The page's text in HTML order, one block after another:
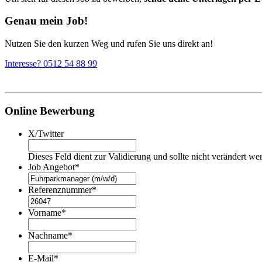
Genau mein Job!
Nutzen Sie den kurzen Weg und rufen Sie uns direkt an!
Interesse? 0512 54 88 99
Online Bewerbung
X/Twitter
Dieses Feld dient zur Validierung und sollte nicht verändert
Job Angebot*
Referenznummer*
Vorname*
Nachname*
E-Mail*